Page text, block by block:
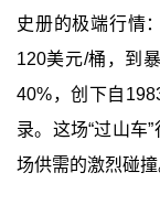
史册的极端行情
120美元/桶，到
40%，创下自
录。这场“过山车
场供需的激烈碰撞